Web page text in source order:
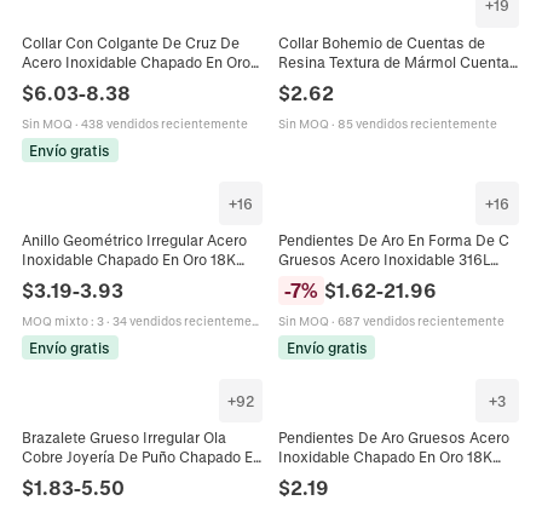
Collar Con Colgante De Cruz De
Acero Inoxidable Chapado En Oro
Metal Martillado Cadena Rolo
Gruesa Para Mujer
$6.03-8.38
Sin MOQ · 438 vendidos recientemente
Envío gratis
+19
Collar Bohemio de Cuentas de
Resina Textura de Mármol Cuentas
Mujer Gargantilla de Moda
$2.62
Sin MOQ · 85 vendidos recientemente
+16
Anillo Geométrico Irregular Acero
Inoxidable Chapado En Oro 18K
Incrustación Abalone Concha
Blanca Joyería Artística Mujer
$3.19-3.93
MOQ mixto: 3· 34 vendidos recientemente
Envío gratis
+16
Pendientes De Aro En Forma De C
Gruesos Acero Inoxidable 316L
Chapado En Oro PVD Joyería
Minimalista Para Mujeres
-7% $1.62-21.96
Sin MOQ · 687 vendidos recientemente
Envío gratis
+92
Brazalete Grueso Irregular Ola
Cobre Joyería De Puño Chapado En
Oro Plata Minimalista Elegante
Mujeres
$1.83-5.50
+3
Pendientes De Aro Gruesos Acero
Inoxidable Chapado En Oro 18K
Huecos Ligeros Geométricos
Forma De U Ovalados Mujer
$2.19